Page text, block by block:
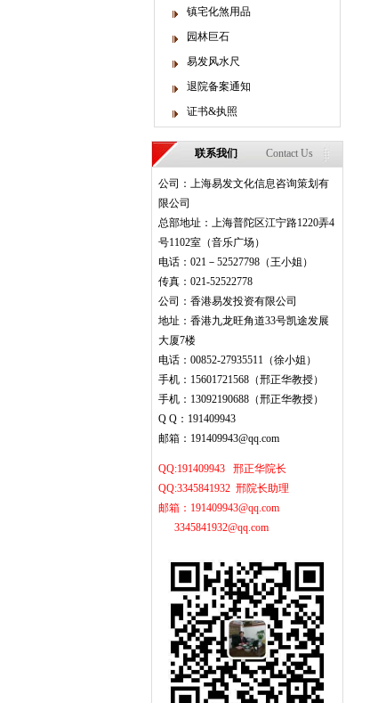
镇宅化煞用品
园林巨石
易发风水尺
退院备案通知
证书&执照
联系我们 Contact Us
公司：上海易发文化信息咨询策划有
限公司
总部地址：上海普陀区江宁路1220弄4
号1102室（音乐广场）
电话：021－52527798（王小姐）
传真：021-52522778
公司：香港易发投资有限公司
地址：香港九龙旺角道33号凯途发展
大厦7楼
电话：00852-27935511（徐小姐）
手机：15601721568（邢正华教授）
手机：13092190688（邢正华教授）
Q Q：191409943
邮箱：191409943@qq.com
QQ:191409943 邢正华院长
QQ:3345841932 邢院长助理
邮箱：191409943@qq.com
3345841932@qq.com